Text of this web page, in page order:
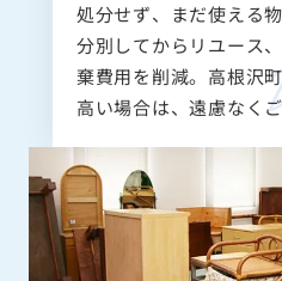
処分せず、まだ使える
分別してからリユース
棄費用を削減。高根沢
高い場合は、遠慮なく